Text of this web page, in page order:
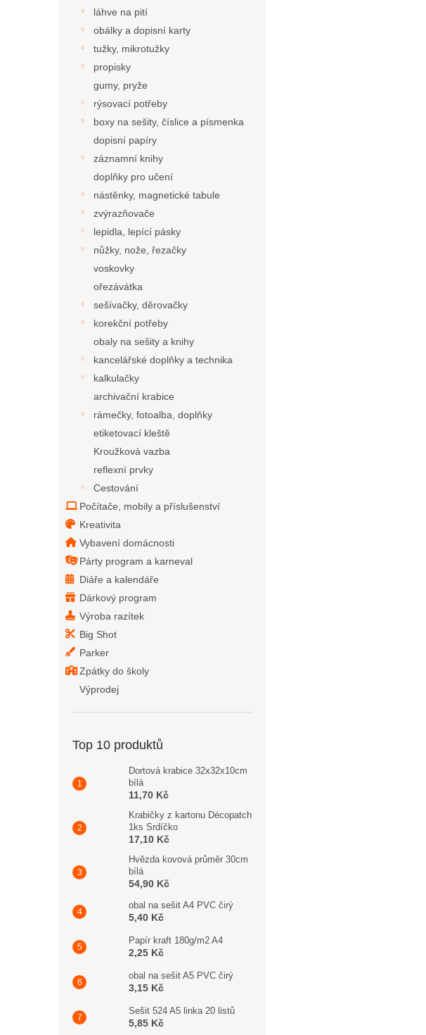
láhve na pití
obálky a dopisní karty
tužky, mikrotužky
propisky
gumy, pryže
rýsovací potřeby
boxy na sešity, číslice a písmenka
dopisní papíry
záznamní knihy
doplňky pro učení
nástěnky, magnetické tabule
zvýrazňovače
lepidla, lepící pásky
nůžky, nože, řezačky
voskovky
ořezávátka
sešívačky, děrovačky
korekční potřeby
obaly na sešity a knihy
kancelářské doplňky a technika
kalkulačky
archivační krabice
rámečky, fotoalba, doplňky
etiketovací kleště
Kroužková vazba
reflexní prvky
Cestování
Počítače, mobily a příslušenství
Kreativita
Vybavení domácnosti
Párty program a karneval
Diáře a kalendáře
Dárkový program
Výroba razítek
Big Shot
Parker
Zpátky do školy
Výprodej
Top 10 produktů
Dortová krabice 32x32x10cm
bílá
11,70 Kč
Krabičky z kartonu Décopatch
1ks Srdíčko
17,10 Kč
Hvězda kovová průměr 30cm
bílá
54,90 Kč
obal na sešit A4 PVC čirý
5,40 Kč
Papír kraft 180g/m2 A4
2,25 Kč
obal na sešit A5 PVC čirý
3,15 Kč
Sešit 524 A5 linka 20 listů
5,85 Kč